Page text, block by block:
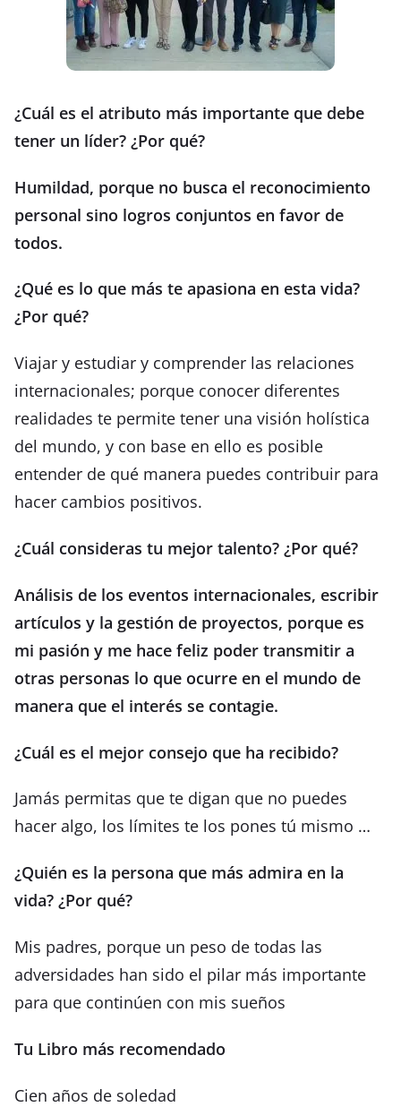
¿Cuál es el atributo más importante que debe
tener un líder? ¿Por qué?
Humildad, porque no busca el reconocimiento
personal sino logros conjuntos en favor de
todos.
¿Qué es lo que más te apasiona en esta vida?
¿Por qué?
Viajar y estudiar y comprender las relaciones
internacionales; porque conocer diferentes
realidades te permite tener una visión holística
del mundo, y con base en ello es posible
entender de qué manera puedes contribuir para
hacer cambios positivos.
¿Cuál consideras tu mejor talento? ¿Por qué?
Análisis de los eventos internacionales, escribir
artículos y la gestión de proyectos, porque es
mi pasión y me hace feliz poder transmitir a
otras personas lo que ocurre en el mundo de
manera que el interés se contagie.
¿Cuál es el mejor consejo que ha recibido?
Jamás permitas que te digan que no puedes
hacer algo, los límites te los pones tú mismo …
¿Quién es la persona que más admira en la
vida? ¿Por qué?
Mis padres, porque un peso de todas las
adversidades han sido el pilar más importante
para que continúen con mis sueños
Tu Libro más recomendado
Cien años de soledad